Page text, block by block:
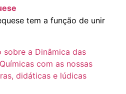
tem a função de unir